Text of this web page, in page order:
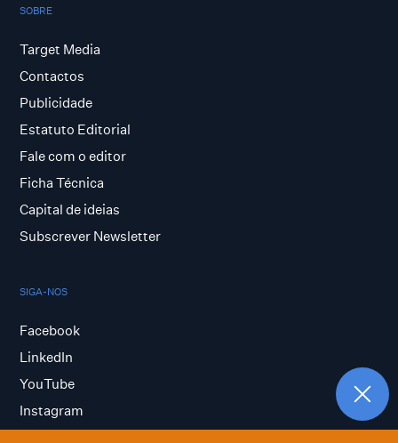
SOBRE
Target Media
Contactos
Publicidade
Estatuto Editorial
Fale com o editor
Ficha Técnica
Capital de ideias
Subscrever Newsletter
SIGA-NOS
Facebook
LinkedIn
YouTube
Instagram